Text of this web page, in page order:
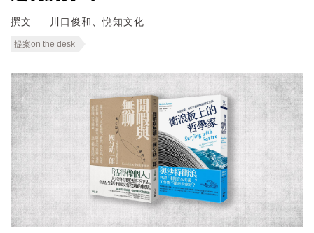
撰文 川口俊和、悅知文化
提案on the desk